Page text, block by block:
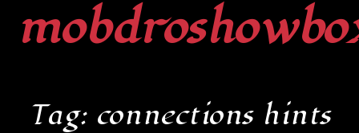
Tag: connections hints